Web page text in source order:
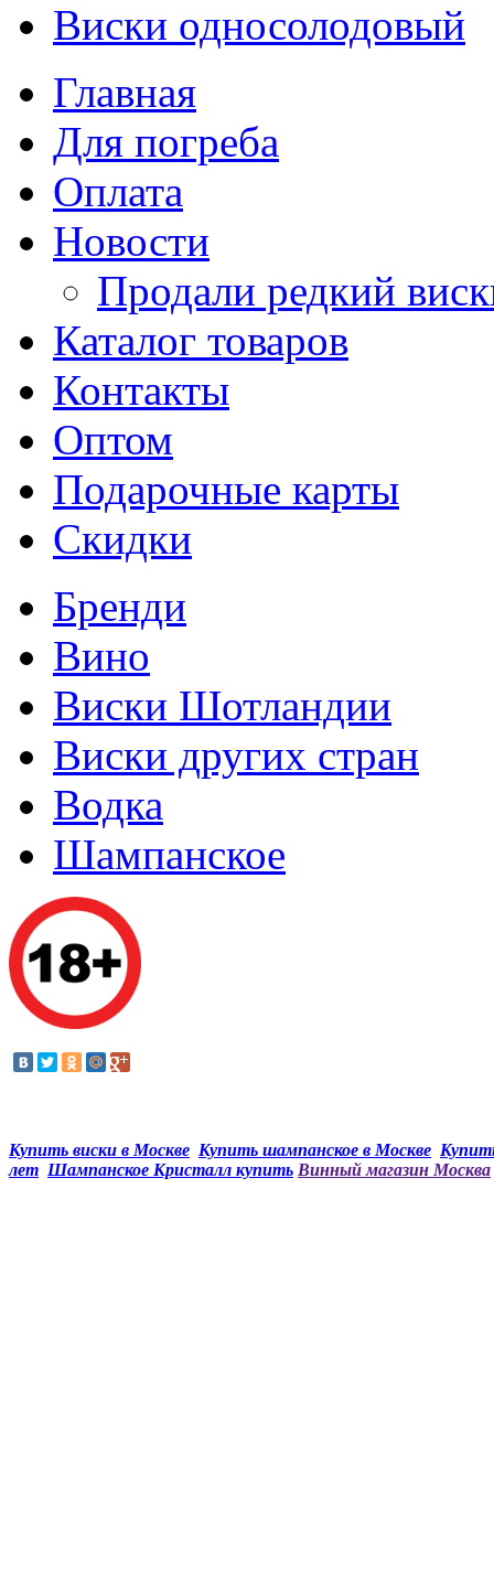
Виски односолодовый
Главная
Для погреба
Оплата
Новости
Продали редкий
Каталог товаров
Контакты
Оптом
Подарочные карты
Скидки
Бренди
Вино
Виски Шотландии
Виски других стран
Водка
Шампанское
Купить виски в Москве Купить шампанское в Москве
лет Шампанское Кристалл купить Винный магазин Москва